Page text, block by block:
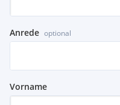
Anrede optional
Vorname